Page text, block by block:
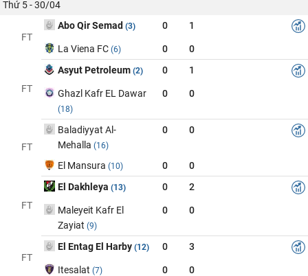
Thứ 5 - 30/04
FT
Abo Qir Semad (3) 0 1
La Viena FC (6) 0 0
FT
Asyut Petroleum (2) 0 1
Ghazl Kafr EL Dawar
(18)
0 0
FT
Baladiyyat Al-
Mehalla (16)
0 0
El Mansura (10) 0 0
FT
El Dakhleya (13) 0 2
Maleyeit Kafr El
Zayiat (9)
0 0
FT
El Entag El Harby (12) 0 3
Itesalat (7) 0 0